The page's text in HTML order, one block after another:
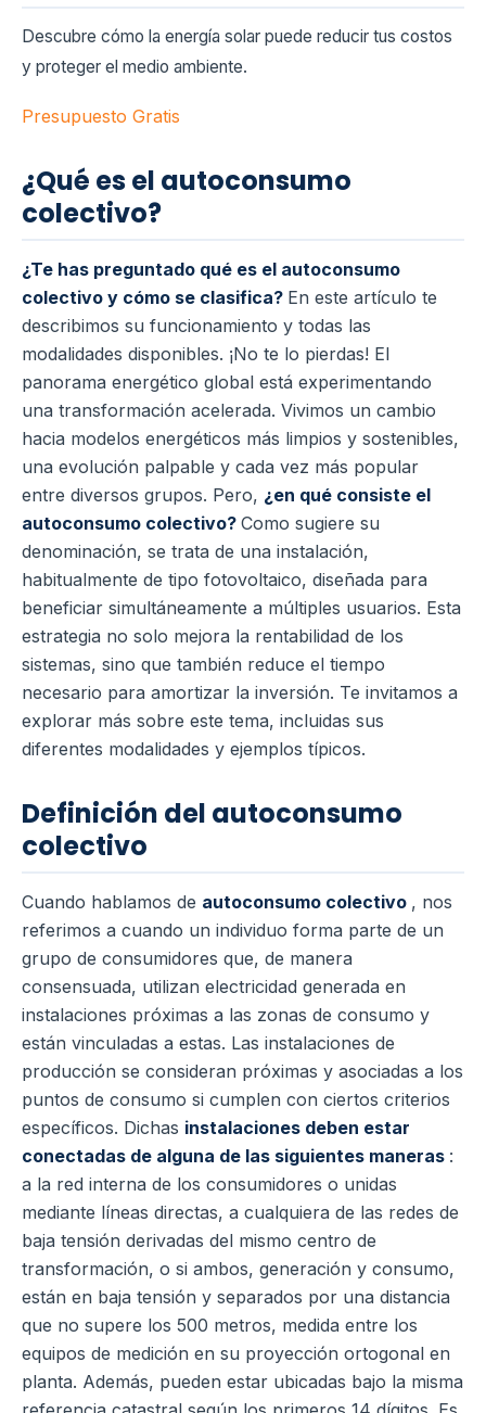
Descubre cómo la energía solar puede reducir tus costos
y proteger el medio ambiente.
Presupuesto Gratis
¿Qué es el autoconsumo
colectivo?
¿Te has preguntado qué es el autoconsumo
colectivo y cómo se clasifica? En este artículo te
describimos su funcionamiento y todas las
modalidades disponibles. ¡No te lo pierdas! El
panorama energético global está experimentando
una transformación acelerada. Vivimos un cambio
hacia modelos energéticos más limpios y sostenibles,
una evolución palpable y cada vez más popular
entre diversos grupos. Pero, ¿en qué consiste el
autoconsumo colectivo? Como sugiere su
denominación, se trata de una instalación,
habitualmente de tipo fotovoltaico, diseñada para
beneficiar simultáneamente a múltiples usuarios. Esta
estrategia no solo mejora la rentabilidad de los
sistemas, sino que también reduce el tiempo
necesario para amortizar la inversión. Te invitamos a
explorar más sobre este tema, incluidas sus
diferentes modalidades y ejemplos típicos.
Definición del autoconsumo
colectivo
Cuando hablamos de autoconsumo colectivo , nos
referimos a cuando un individuo forma parte de un
grupo de consumidores que, de manera
consensuada, utilizan electricidad generada en
instalaciones próximas a las zonas de consumo y
están vinculadas a estas. Las instalaciones de
producción se consideran próximas y asociadas a los
puntos de consumo si cumplen con ciertos criterios
específicos. Dichas instalaciones deben estar
conectadas de alguna de las siguientes maneras :
a la red interna de los consumidores o unidas
mediante líneas directas, a cualquiera de las redes de
baja tensión derivadas del mismo centro de
transformación, o si ambos, generación y consumo,
están en baja tensión y separados por una distancia
que no supere los 500 metros, medida entre los
equipos de medición en su proyección ortogonal en
planta. Además, pueden estar ubicadas bajo la misma